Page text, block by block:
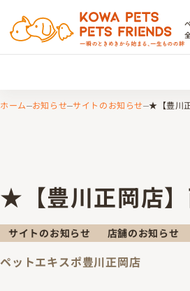
ホーム お知らせ サイトのお知らせ ★【豊川
★【豊川正岡店
サイトのお知らせ 店舗のお知らせ
ペットエキスポ豊川正岡店